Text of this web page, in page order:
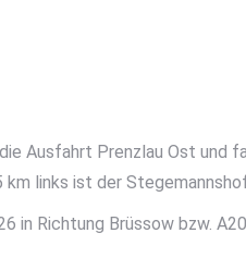
Ausfahrt Prenzlau Ost und
km links ist der
in Richtung Brüssow bzw.